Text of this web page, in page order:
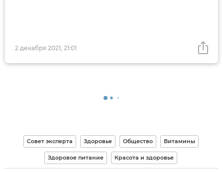
2 декабря 2021, 21:01
Совет эксперта Здоровье Общество Витамины
Здоровое питание Красота и здоровье